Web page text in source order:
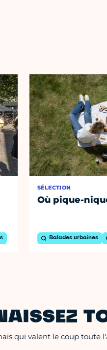
SÉLECTION
Où pique-
Balades urbaines
qui valent le coup toute